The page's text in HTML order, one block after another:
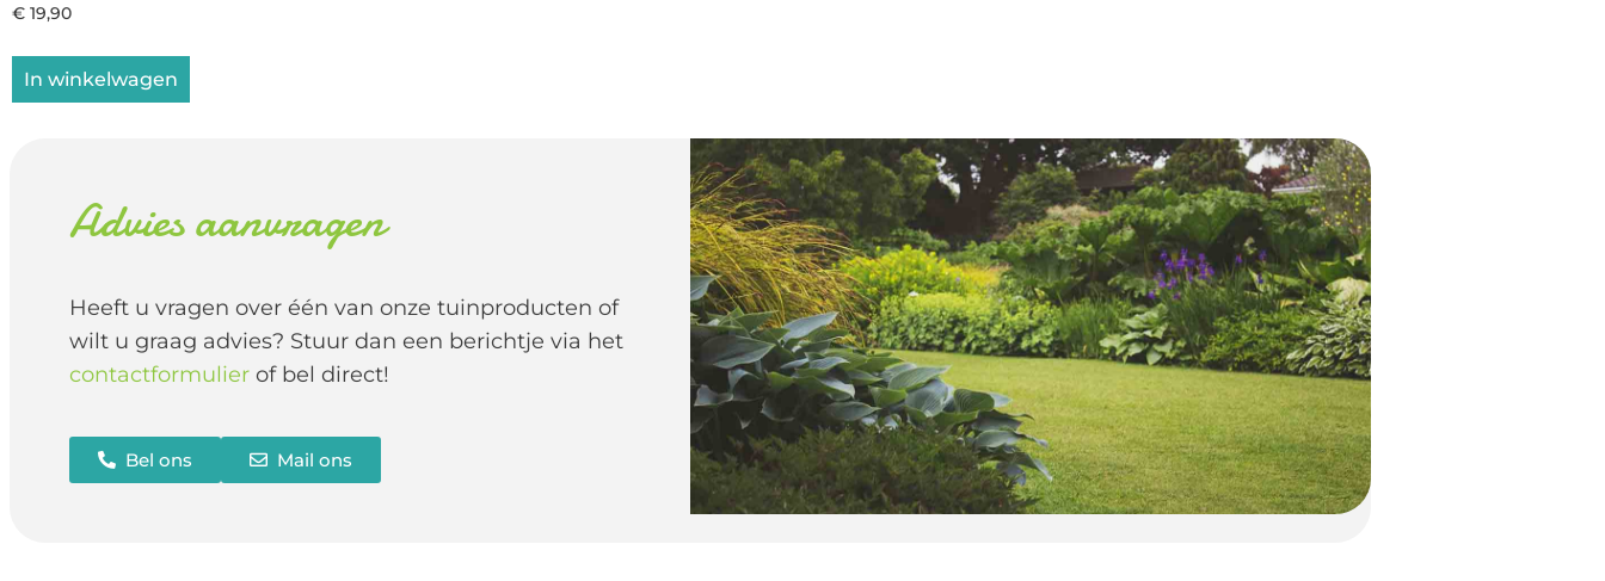
€ 19,90
In winkelwagen
Advies aanvragen
Heeft u vragen over één van onze tuinproducten of
wilt u graag advies? Stuur dan een berichtje via het
contactformulier of bel direct!
Bel ons Mail ons